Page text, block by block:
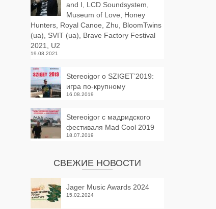
and I, LCD Soundsystem,
Museum of Love, Honey
Hunters, Royal Canoe, Zhu, BloomTwins
(ua), SVIT (ua), Brave Factory Festival
2021, U2
19.08.2021
Stereoigor о SZIGET’2019:
игра по-крупному
16.08.2019
Stereoigor с мадридского
фестиваля Mad Cool 2019
18.07.2019
СВЕЖИЕ НОВОСТИ
Jager Music Awards 2024
15.02.2024